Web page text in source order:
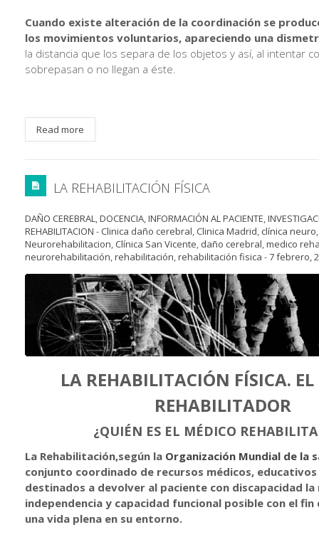
Cuando existe alteración de la coordinación se
los movimientos voluntarios, apareciendo una
la distancia que los separa de los objetos y así, al intentar
sobrepasan o no llegan a éste.
Read more
LA REHABILITACIÓN FÍSICA
DAÑO CEREBRAL,DOCENCIA,INFORMACIÓN AL PACIENTE,
REHABILITACION - Clinica daño cerebral, Clinica Madrid, clínica neuro
Neurorehabilitacion, Clínica San Vicente, daño cerebral,medico
neurorehabilitación,rehabilitación,rehabilitación fisica -7 febrero,
LA REHABILITACIÓN FÍSICA.
REHABILITADOR
¿QUIÉN ES EL MÉDICO
La Rehabilitación,según la Organización Mundial de la
conjunto coordinado de recursos médicos,
destinados a devolver al paciente con discapacidad la
independencia y capacidad funcional posible con el
una vida plena en su entorno.